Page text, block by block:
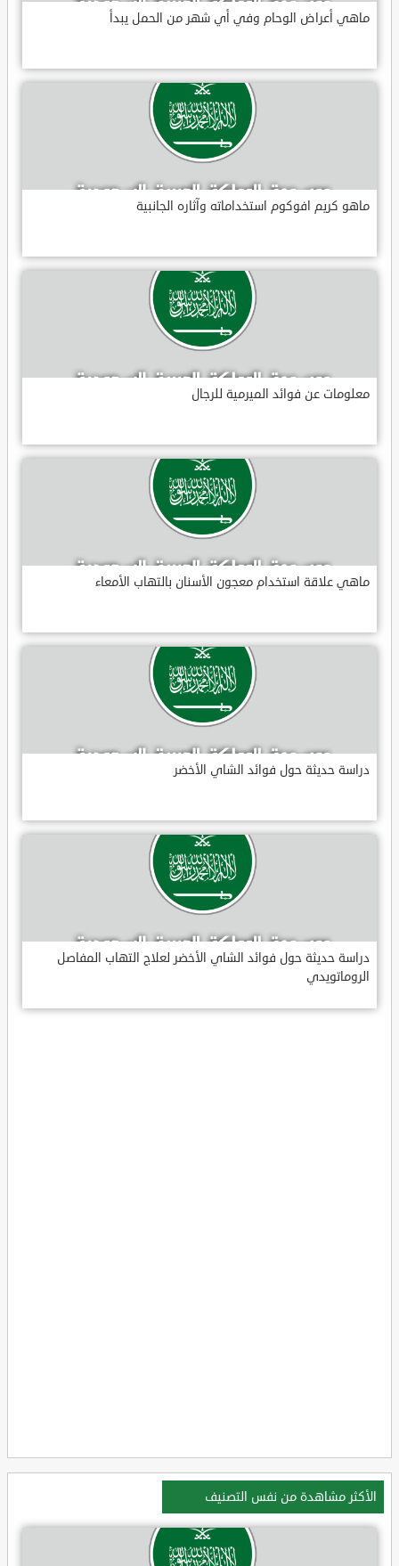
ماهي أعراض الوحام وفي أي شهر من الحمل يبدأ
ماهو كريم افوكوم استخداماته وآثاره الجانبية
معلومات عن فوائد الميرمية للرجال
ماهي علاقة استخدام معجون الأسنان بالتهاب الأمعاء
دراسة حديثة حول فوائد الشاي الأخضر
دراسة حديثة حول فوائد الشاي الأخضر لعلاج التهاب المفاصل
الروماتويدي
الأكثر مشاهدة من نفس التصنيف